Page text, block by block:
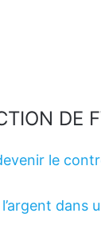
DE
le
dans